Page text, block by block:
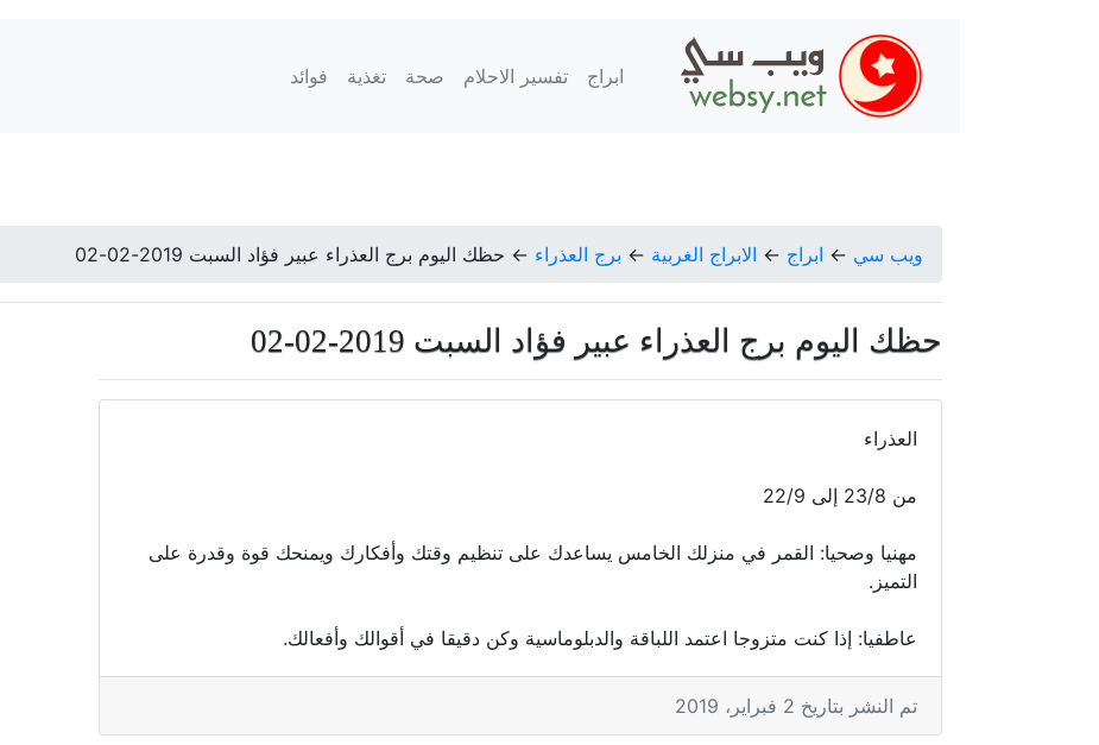
ابراج تفسير الاحلام صحة تغذية فوائد
ويب سي ← ابراج ← الابراج الغربية ← برج العذراء ← حظك اليوم برج العذراء عبير فؤاد السبت 2019-02-02
حظك اليوم برج العذراء عبير فؤاد السبت 2019-02-02
العذراء
من 23/8 إلى 22/9
مهنيا وصحيا: القمر في منزلك الخامس يساعدك على تنظيم وقتك وأفكارك ويمنحك قوة وقدرة على
التميز.
عاطفيا: إذا كنت متزوجا اعتمد اللباقة والدبلوماسية وكن دقيقا في أقوالك وأفعالك.
تم النشر بتاريخ 2 فبراير، 2019